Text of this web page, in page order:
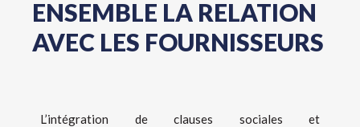
ENSEMBLE LA RELATION
AVEC LES FOURNISSEURS
L’intégration de clauses sociales et